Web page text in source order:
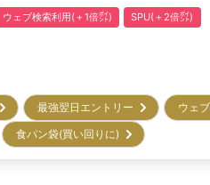
ウェブ検索利用(＋1倍㌽) SPU(＋2倍㌽)
最強翌日エントリー ウェ
食パン袋(買い回りに)